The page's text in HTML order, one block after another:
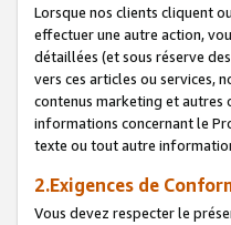
Lorsque nos clients cliquent
effectuer une autre action,
détaillées (et sous réserve
vers ces articles ou services,
contenus marketing et autres
informations concernant le
texte ou tout autre
2.Exigences de
Vous devez respecter le